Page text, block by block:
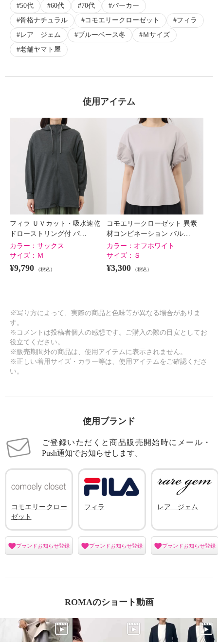
× 商品紹介
50代
60代 70代
パーカー
骨格ナチュラル
コモエリークローゼット
フィラ
レア ジェム
ブルーベース冬
Ｍサイズ
老舗ヤマト屋
使用アイテム
フィラ ＵＶカット・吸水速乾
ドローストリング付 パ…
カラー： サックス
サイズ： Ｍ
¥9,790 （税込）
コモエリークローゼット 異素
材コンビネーション バル…
カラー： オフホワイト
サイズ： Ｓ
¥3,300 （税込）
※写り方によって、実際の商品と色味等が異なる場合がありま
す。
※コメントは投稿者個人の感想です。ご購入の際の目安としてお
役立てください。
※販売期間外の商品は、使用アイテムに表示されません。
※正しい着用サイズ・カラー等は、使用アイテムをご確認くださ
い。
使用ブランド
ご登録いただくと商品販売開始時にメール・
Push通知でお知らせします。
コモエリークロー
ゼット
ブランドお知らせ登録
フィラ
ブランドお知らせ登録
レア ジェム
ブランドお知らせ登録
ROMAのショート動画